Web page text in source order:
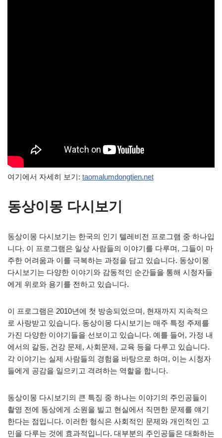
여기에서 자세히 보기: taomalumdongtien.net
동상이몽 다시보기
동상이몽 다시보기는 한국의 인기 텔레비전 프로그램 중 하나입
니다. 이 프로그램은 일상 사람들의 이야기를 다루며, 그들이 마
주한 어려움과 이를 극복하는 과정을 담고 있습니다. 동상이몽
다시보기는 다양한 이야기와 감동적인 순간들을 통해 시청자들
에게 위로와 용기를 전하고 있습니다.
이 프로그램은 2010년에 첫 방송되었으며, 현재까지 지속적으
로 사랑받고 있습니다. 동상이몽 다시보기는 매주 특정 주제를
가진 다양한 이야기들을 선보이고 있습니다. 예를 들어, 가정 내
에서의 갈등, 건강 문제, 사회문제, 교육 등을 다루고 있습니다.
각 이야기는 실제 사람들의 경험을 바탕으로 하며, 이는 시청자
들에게 공감을 일으키고 격려하는 역할을 합니다.
동상이몽 다시보기의 큰 특징 중 하나는 이야기의 주인공들이
촬영 전에 동상에게 소원을 빌고 현실에서 직면한 문제를 얘기
한다는 점입니다. 이러한 형식은 사회적인 문제와 개인적인 고
민을 다루는 것에 효과적입니다. 대부분의 주인공들은 대화하는